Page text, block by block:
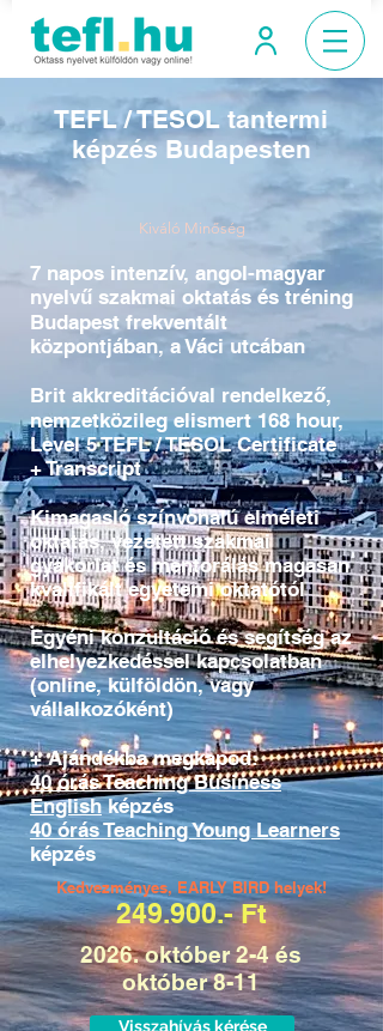
TEFL / TESOL tantermi
képzés Budapesten
Kiváló Minőség
7 napos intenzív, angol-magyar
nyelvű szakmai oktatás és tréning
Budapest frekventált
központjában, a Váci utcában
Brit akkreditációval rendelkező,
nemzetközileg elismert 168 hour,
Level 5 TEFL / TESOL Certificate
+ Transcript
Kimagasló színvonalú elméleti
oktatás, vezetett szakmai
gyakorlat és mentorálás magasan
kvalifikált egyetemi oktatótól
Egyéni konzultáció és segítség az
elhelyezkedéssel kapcsolatban
(online, külföldön, vagy
vállalkozóként)
+ Ajándékba megkapod:
40 órás Teaching Business
Englishképzés
40 órás Teaching Young Learners
képzés
Kedvezményes, EARLY BIRD helyek!
249.900.- Ft
2026. október 2-4 és
október 8-11
Visszahívás kérése